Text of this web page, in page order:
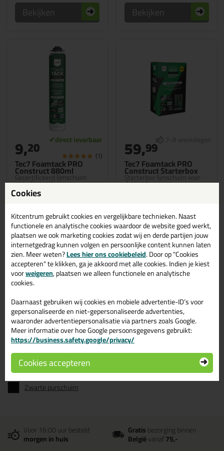
Bekijken Bekijken
Tec7 Foamtack PRO
Construct 880ml
Gecertificeerd lijmschuim
voor dragende muren
9,20 (1)
Bekijken
Tec7 Foamtack PRO
Construct Starterbox
Starterbox lijmschuim voor
dragende muren
59,99
Bekijken
Tec7 purschuim - Kitcentrum.be
Bestel al je purschuim van het merk Tec7 bij Kitcentrum.be - gewoon
uit voorraad geleverd, vandaag besteld, morgen in huis!
Purschuim in kleur
Bekijk het overzicht met Purschuim in kleur:
Witte purschuim
Zwarte purschuim
Voor 16:00 uur besteld
morgen in huis
Gratisbezorging binnen
Belgiëvanaf75,-
Cookies
Kitcentrum gebruikt cookies en vergelijkbare technieken. Naast
functionele en analytische cookies waardoor de website goed werkt,
plaatsen we ook marketing cookies zodat wij en derde partijen jouw
internetgedrag kunnen volgen en persoonlijke content kunnen laten
zien. Meer weten?Lees hier ons cookiebeleid. Door op "Cookies
accepteren" te klikken, ga je akkoord met alle cookies. Indien je kiest
voorweigeren, plaatsen we alleen functionele en analytische
cookies.
Daarnaast gebruiken wij cookies en mobiele advertentie-ID’s voor
gepersonaliseerde en niet-gepersonaliseerde advertenties,
waaronder advertentiepersonalisatie via partners zoals Google.
Meer informatie over hoe Google persoonsgegevens gebruikt:
https://business.safety.google/privacy/
Cookies accepteren